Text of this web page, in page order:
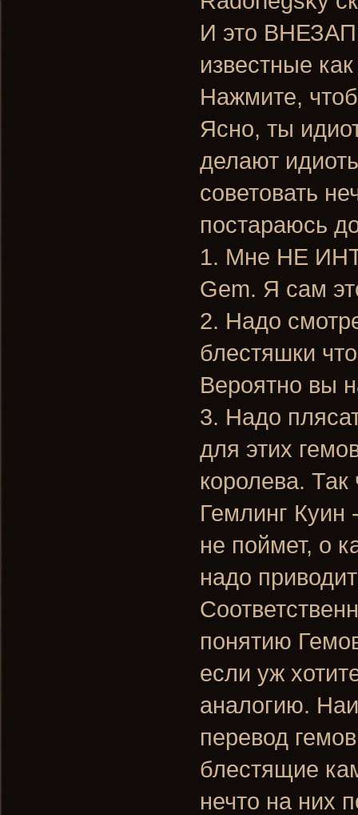
И это
известные
Нажмите,
Ясно, ты
делают
советовать
постараюсь
1. Мне НЕ
Gem. Я сам
2. Надо
блестяшки
Вероятно вы
3. Надо
для этих
королева.
Гемлинг Куин
не поймет, о
надо
понятию
если уж
аналогию.
перевод
блестящие
нечто на них